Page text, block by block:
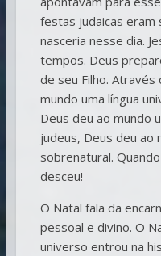
festas judaicas eram
nasceria nesse dia.
tempos. Deus
de seu Filho.
mundo uma língua
Deus deu ao mundo
judeus, Deus deu ao
sobrenatural.
desceu!
O Natal fala da
pessoal e divino. O
universo entrou na